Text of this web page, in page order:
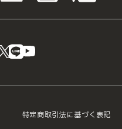
instagram
X LINE
特定商取引法に基づく表記